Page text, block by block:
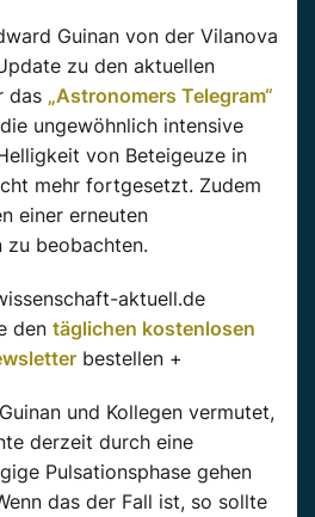
Guinan von der Vilanova
zu den aktuellen
das „Astronomers Telegram“
ungewöhnlich intensive
von Beteigeuze in
mehr fortgesetzt. Zudem
einer erneuten
zu beobachten.
aktuell.de
den täglichen kostenlosen
bestellen +
und Kollegen vermutet,
derzeit durch eine
Pulsationsphase gehen
das der Fall ist, so sollte